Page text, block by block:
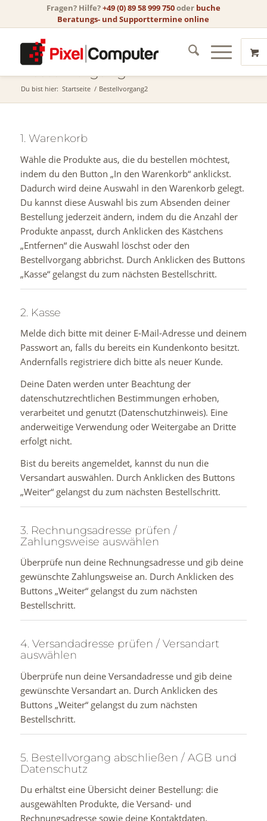
Fragen? Hilfe?+49 (0) 89 58 999 750oder buche
Beratungs- und Supporttermine online
Bestellvorgang2
Du bist hier: Startseite / Bestellvorgang2
1. Warenkorb
Wähle die Produkte aus, die du bestellen möchtest,
indem du den Button „In den Warenkorb“ anklickst.
Dadurch wird deine Auswahl in den Warenkorb gelegt.
Du kannst diese Auswahl bis zum Absenden deiner
Bestellung jederzeit ändern, indem du die Anzahl der
Produkte anpasst, durch Anklicken des Kästchens
„Entfernen“ die Auswahl löschst oder den
Bestellvorgang abbrichst. Durch Anklicken des Buttons
„Kasse“ gelangst du zum nächsten Bestellschritt.
2. Kasse
Melde dich bitte mit deiner E-Mail-Adresse und deinem
Passwort an, falls du bereits ein Kundenkonto besitzt.
Andernfalls registriere dich bitte als neuer Kunde.
Deine Daten werden unter Beachtung der
datenschutzrechtlichen Bestimmungen erhoben,
verarbeitet und genutzt (Datenschutzhinweis). Eine
anderweitige Verwendung oder Weitergabe an Dritte
erfolgt nicht.
Bist du bereits angemeldet, kannst du nun die
Versandart auswählen. Durch Anklicken des Buttons
„Weiter“ gelangst du zum nächsten Bestellschritt.
3. Rechnungsadresse prüfen /
Zahlungsweise auswählen
Überprüfe nun deine Rechnungsadresse und gib deine
gewünschte Zahlungsweise an. Durch Anklicken des
Buttons „Weiter“ gelangst du zum nächsten
Bestellschritt.
4. Versandadresse prüfen / Versandart
auswählen
Überprüfe nun deine Versandadresse und gib deine
gewünschte Versandart an. Durch Anklicken des
Buttons „Weiter“ gelangst du zum nächsten
Bestellschritt.
5. Bestellvorgang abschließen / AGB und
Datenschutz
Du erhältst eine Übersicht deiner Bestellung: die
ausgewählten Produkte, die Versand- und
Rechnungsadresse sowie deine Kontaktdaten.